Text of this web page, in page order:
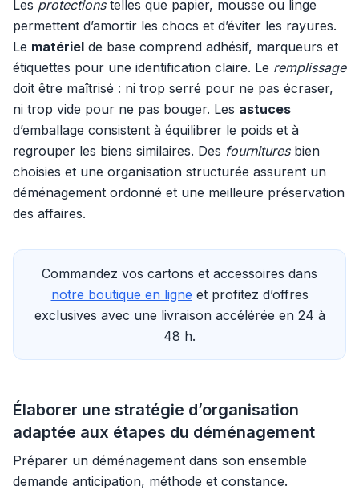
Les protectionstelles que papier, mousse ou linge
permettent d’amortir les chocs et d’éviter les rayures.
Le matériel de base comprend adhésif, marqueurs et
étiquettes pour une identification claire. Le remplissage
doit être maîtrisé : ni trop serré pour ne pas écraser,
ni trop vide pour ne pas bouger. Les astuces
d’emballage consistent à équilibrer le poids et à
regrouper les biens similaires. Des fournituresbien
choisies et une organisation structurée assurent un
déménagement ordonné et une meilleure préservation
des affaires.
Commandez vos cartons et accessoires dans
notre boutique en ligne et profitez d’offres
exclusives avec une livraison accélérée en 24 à
48 h.
Élaborer une stratégie d’organisation
adaptée aux étapes du déménagement
Préparer un déménagement dans son ensemble
demande anticipation, méthode et constance.